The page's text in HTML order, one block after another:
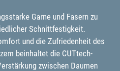
Garne und Fasern zu
Schnittfestigkeit.
und die Zufriedenheit des
beinhaltet die CUTtech-
zwischen Daumen